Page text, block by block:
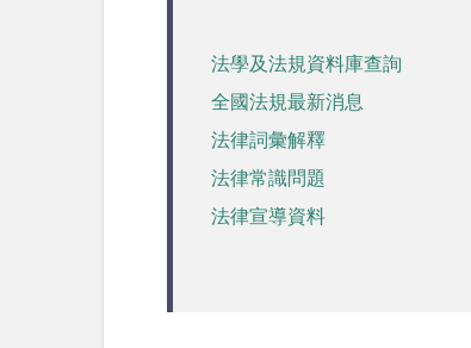
法學及法規資料庫查詢
全國法規最新消息
法律詞彙解釋
法律常識問題
法律宣導資料